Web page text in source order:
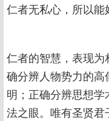
仁者无私心，所以能
仁者的智慧，表现
确分辨人物势力的高
明；正确分辨思想
法之眼。唯有圣贤君